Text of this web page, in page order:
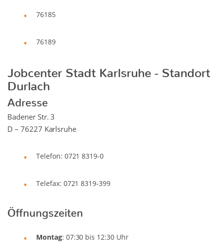
76185
76189
Jobcenter Stadt Karlsruhe - Standort
Durlach
Adresse
Badener Str. 3
D – 76227 Karlsruhe
Telefon: 0721 8319-0
Telefax: 0721 8319-399
Öffnungszeiten
Montag: 07:30 bis 12:30 Uhr